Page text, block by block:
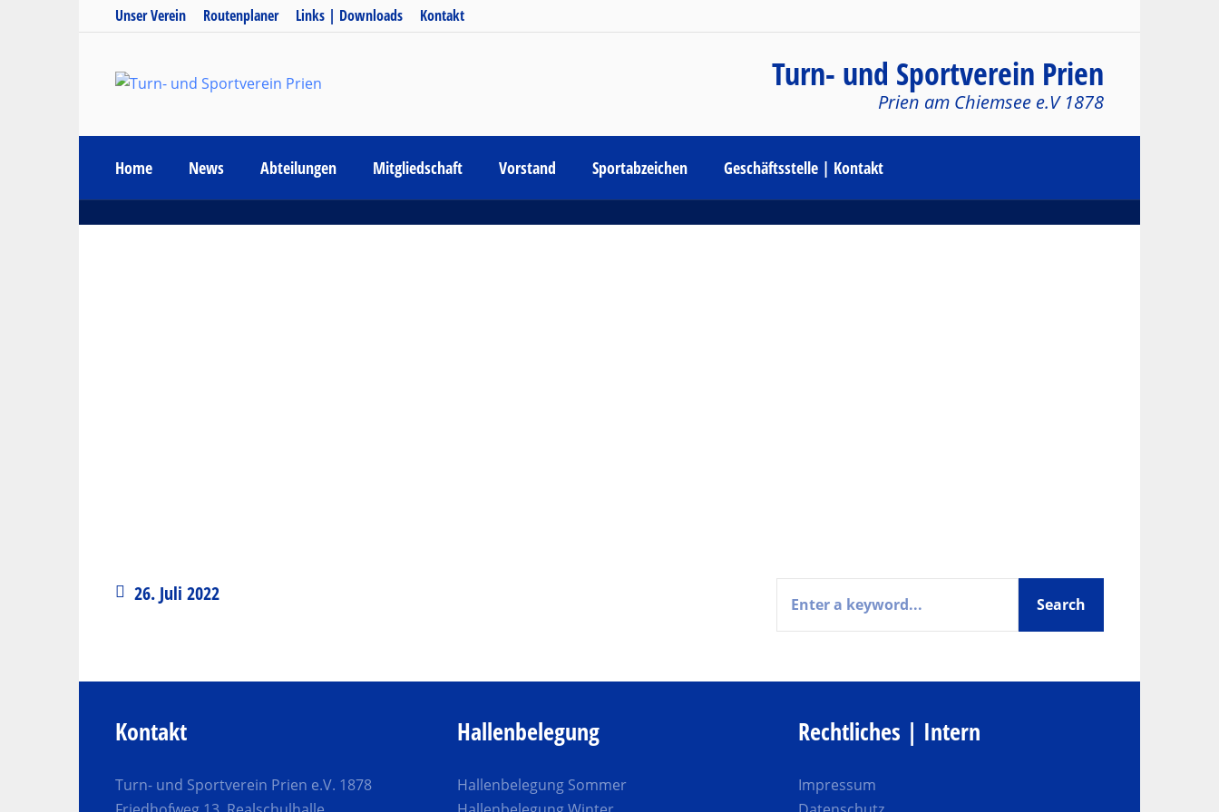
Unser Verein Routenplaner Links | Downloads Kontakt
Turn- und Sportverein Prien
Prien am Chiemsee e.V 1878
Home News Abteilungen Mitgliedschaft Vorstand Sportabzeichen Geschäftsstelle | Kontakt
26. Juli 2022
Kontakt
Turn- und Sportverein Prien e.V. 1878
Hallenbelegung
Hallenbelegung Sommer
Rechtliches | Intern
Impressum